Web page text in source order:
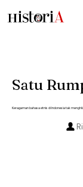
Satu
Keragaman bahasa etnis di Indonesia tak